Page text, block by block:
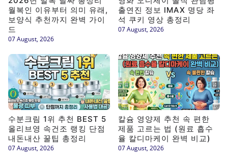
월복인 이유부터 의미 유래,
보양식 추천까지 완벽 가이
드
07 August, 2026
출연진 정보 IMAX 명당 좌
석 쿠키 영상 총정리
07 August, 2026
수분크림 1위 추천 BEST 5
올리브영 속건조 랭킹 단점
내돈내산 꿀팁 총정리
07 August, 2026
칼슘 영양제 추천 속 편한
제품 고르는 법 (원료 흡수
율 칼디마케이 완벽 비교)
07 August, 2026